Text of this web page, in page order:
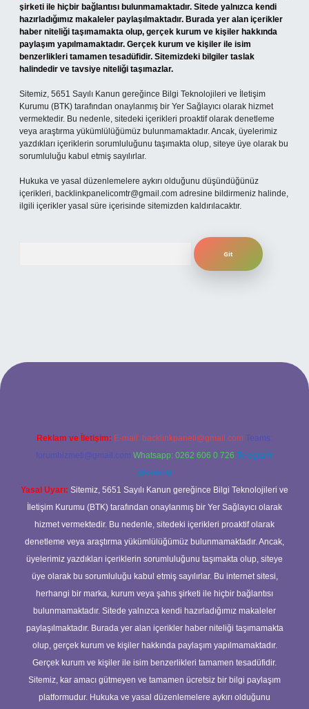
şirketi ile hiçbir bağlantısı bulunmamaktadır. Sitede yalnızca kendi
hazırladığımız makaleler paylaşılmaktadır. Burada yer alan içerikler
haber niteliği taşımamakta olup, gerçek kurum ve kişiler hakkında
paylaşım yapılmamaktadır. Gerçek kurum ve kişiler ile isim
benzerlikleri tamamen tesadüfidir. Sitemizdeki bilgiler taslak
halindedir ve tavsiye niteliği taşımazlar.
Sitemiz, 5651 Sayılı Kanun gereğince Bilgi Teknolojileri ve İletişim
Kurumu (BTK) tarafından onaylanmış bir Yer Sağlayıcı olarak hizmet
vermektedir. Bu nedenle, sitedeki içerikleri proaktif olarak denetleme
veya araştırma yükümlülüğümüz bulunmamaktadır. Ancak, üyelerimiz
yazdıkları içeriklerin sorumluluğunu taşımakta olup, siteye üye olarak bu
sorumluluğu kabul etmiş sayılırlar.
Hukuka ve yasal düzenlemelere aykırı olduğunu düşündüğünüz
içerikleri, backlinkpanelicomtr@gmail.com adresine bildirmeniz halinde,
ilgili içerikler yasal süre içerisinde sitemizden kaldırılacaktır.
Reklam ve İletişim: E-mail: backlinkpaneli@gmail.com Teams:
forumhizmeti@gmail.com Whatsapp: 0262 606 0 726 Telegram:
@karabul
Yasal Uyarı: Sitemiz, 5651 Sayılı Kanun gereğince Bilgi Teknolojileri ve
İletişim Kurumu (BTK) tarafından onaylanmış bir Yer Sağlayıcı olarak
hizmet vermektedir. Bu nedenle, sitedeki içerikleri proaktif olarak
denetleme veya araştırma yükümlülüğümüz bulunmamaktadır. Ancak,
üyelerimiz yazdıkları içeriklerin sorumluluğunu taşımakta olup, siteye
üye olarak bu sorumluluğu kabul etmiş sayılırlar. Bu internet sitesi,
herhangi bir marka, kurum veya şahıs şirketi ile hiçbir bağlantısı
bulunmamaktadır. Sitede yalnızca kendi hazırladığımız makaleler
paylaşılmaktadır. Burada yer alan içerikler haber niteliği taşımamakta
olup, gerçek kurum ve kişiler hakkında paylaşım yapılmamaktadır.
Gerçek kurum ve kişiler ile isim benzerlikleri tamamen tesadüfidir.
Sitemiz, kar amacı gütmeyen ve tamamen ücretsiz bir bilgi paylaşım
platformudur. Hukuka ve yasal düzenlemelere aykırı olduğunu